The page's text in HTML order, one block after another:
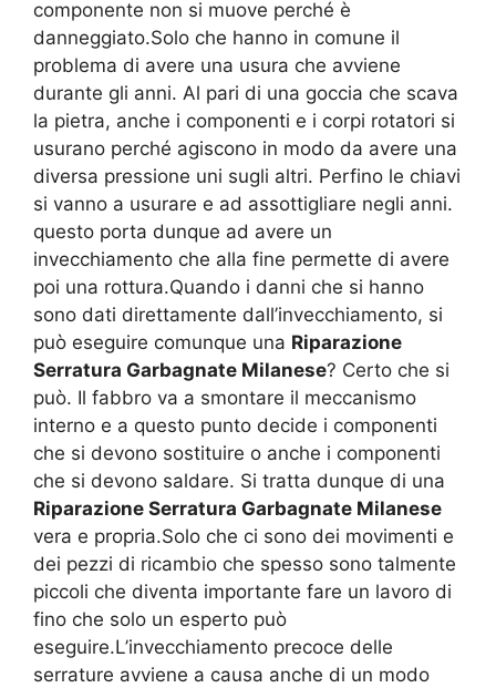
componente non si muove perché è
danneggiato.Solo che hanno in comune il
problema di avere una usura che avviene
durante gli anni. Al pari di una goccia che scava
la pietra, anche i componenti e i corpi rotatori si
usurano perché agiscono in modo da avere una
diversa pressione uni sugli altri. Perfino le chiavi
si vanno a usurare e ad assottigliare negli anni.
questo porta dunque ad avere un
invecchiamento che alla fine permette di avere
poi una rottura.Quando i danni che si hanno
sono dati direttamente dall’invecchiamento, si
può eseguire comunque una Riparazione
Serratura Garbagnate Milanese? Certo che si
può. Il fabbro va a smontare il meccanismo
interno e a questo punto decide i componenti
che si devono sostituire o anche i componenti
che si devono saldare. Si tratta dunque di una
Riparazione Serratura Garbagnate Milanese
vera e propria.Solo che ci sono dei movimenti e
dei pezzi di ricambio che spesso sono talmente
piccoli che diventa importante fare un lavoro di
fino che solo un esperto può
eseguire.L’invecchiamento precoce delle
serrature avviene a causa anche di un modo